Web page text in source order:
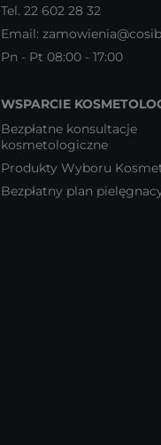
Tel. 22 602 28 32
Email:
Pn - Pt 08:00 - 17:00
WSPARCIE
Bezpłatne konsultacje
kosmetologiczne
Produkty Wyboru
Bezpłatny plan